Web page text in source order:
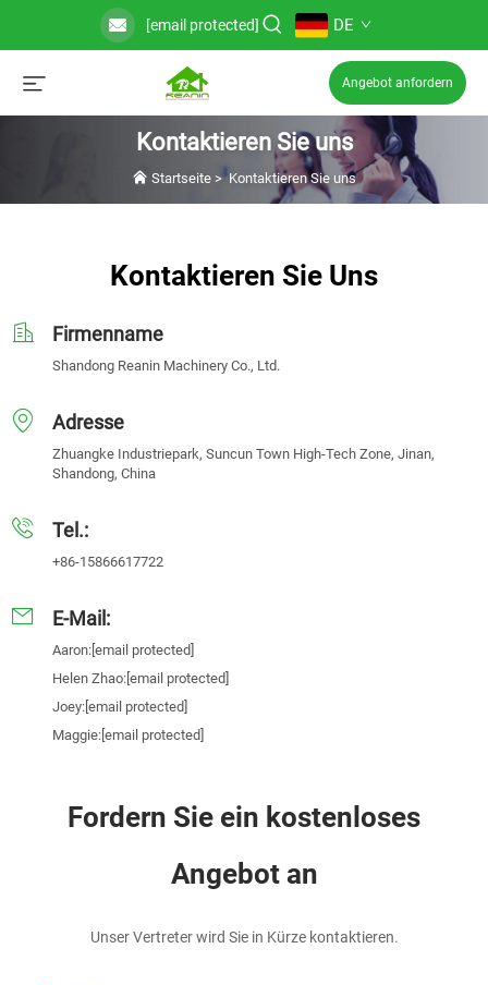
[email protected] DE
Angebot anfordern
Kontaktieren Sie uns
Startseite >Kontaktieren Sie uns
Kontaktieren Sie Uns
Firmenname
Shandong Reanin Machinery Co., Ltd.
Adresse
Zhuangke Industriepark, Suncun Town High-Tech Zone, Jinan,
Shandong, China
Tel.:
+86-15866617722
E-Mail:
Aaron: [email protected]
Helen Zhao: [email protected]
Joey: [email protected]
Maggie: [email protected]
Fordern Sie ein kostenloses
Angebot an
Unser Vertreter wird Sie in Kürze kontaktieren.